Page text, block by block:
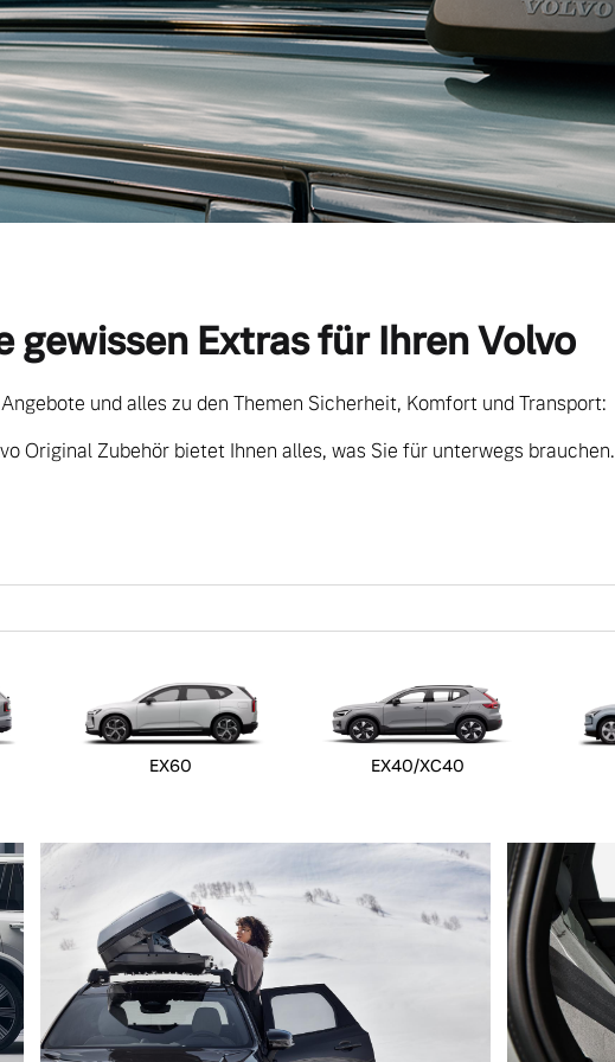
Original Volvo Winter- und Sommer Kompletträder.
gewissen Extras für Ihren Volvo
und alles zu den Themen Sicherheit, Komfort und Transport:
Original Zubehör bietet Ihnen alles, was Sie für unterwegs brauchen.
EX60 EX40/XC40